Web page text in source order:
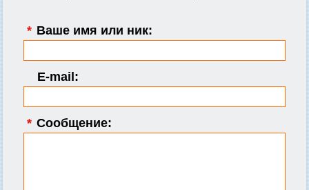
* Ваше имя или ник:
E-mail:
* Сообщение: